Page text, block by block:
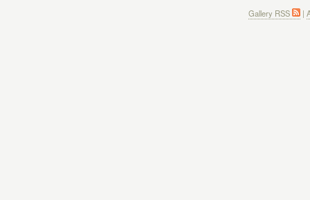
Gallery RSS |